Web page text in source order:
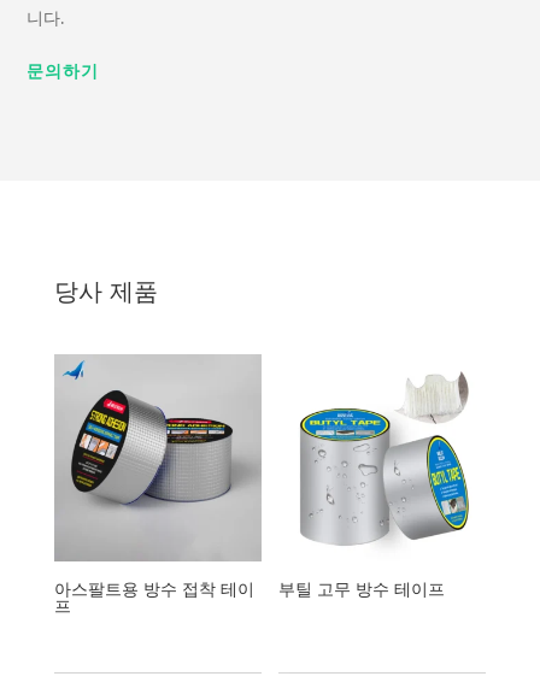
니다.
문의하기
당사 제품
아스팔트용 방수 접착 테이
프
부틸 고무 방수 테이프